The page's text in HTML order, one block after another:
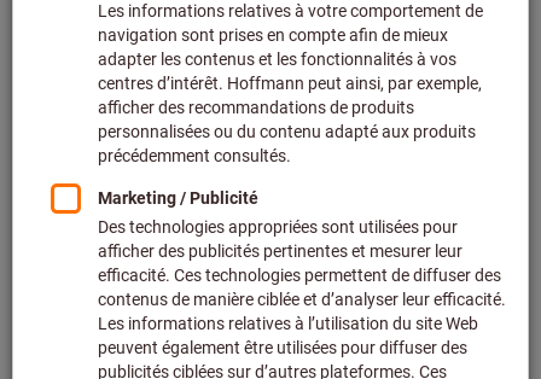
De 1 Unité 20,26 €/ 1 Unité
De 10 unités
16,88 €/ 1 Unité
Ajouter au panier
Disponibilité Délai de livraison approx. 1-2 jours ouvrables